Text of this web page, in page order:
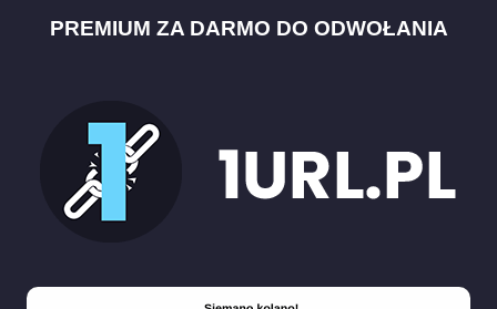
PREMIUM ZA DARMO DO ODWOŁANIA